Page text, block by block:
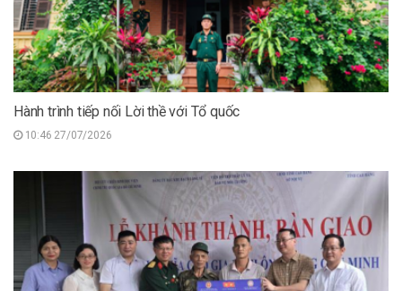
Hành trình tiếp nối Lời thề với Tổ quốc
10:46 27/07/2026